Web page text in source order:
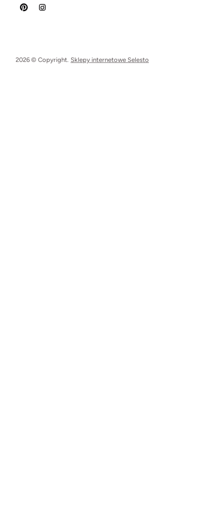
2026 © Copyright. Sklepy internetowe Selesto